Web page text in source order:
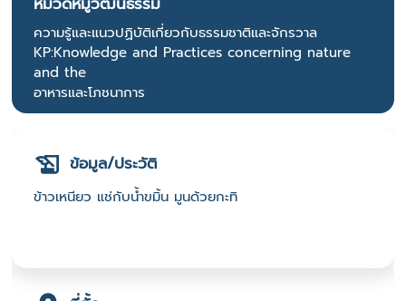
ความรู้และแนวปฏิบัติเกี่ยวกับธรรมชาติและจักรวาล
KP:Knowledge and Practices concerning nature
and the
อาหารและโภชนาการ
ข้อมูล/ประวัติ
ข้าวเหนียว แช่กับน้ำขมิ้น มูนด้วยกะทิ